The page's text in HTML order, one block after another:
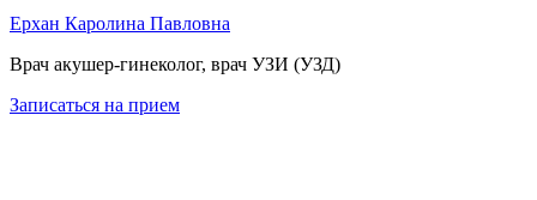
Ерхан Каролина Павловна
Врач акушер-гинеколог, врач УЗИ (УЗД)
Записаться на прием